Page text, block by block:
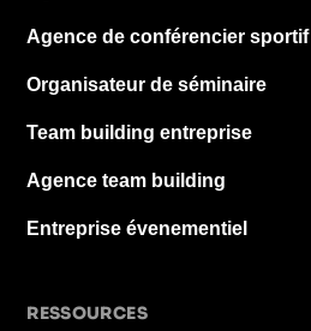
Agence de conférencier sportif
Organisateur de séminaire
Team building entreprise
Agence team building
Entreprise évenementiel
RESSOURCES